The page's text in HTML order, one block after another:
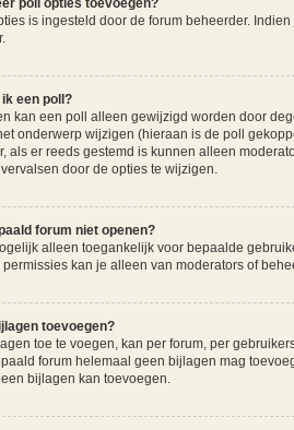
is ingesteld door de forum beheerder.
een poll?
kan een poll alleen gewijzigd worden door
onderwerp wijzigen (hieraan is de poll
als er reeds gestemd is kunnen alleen
door de opties te wijzigen.
forum niet openen?
alleen toegankelijk voor bepaalde
kan je alleen van moderators of
toevoegen?
toe te voegen, kan per forum, per
forum helemaal geen bijlagen mag
bijlagen kan toevoegen.